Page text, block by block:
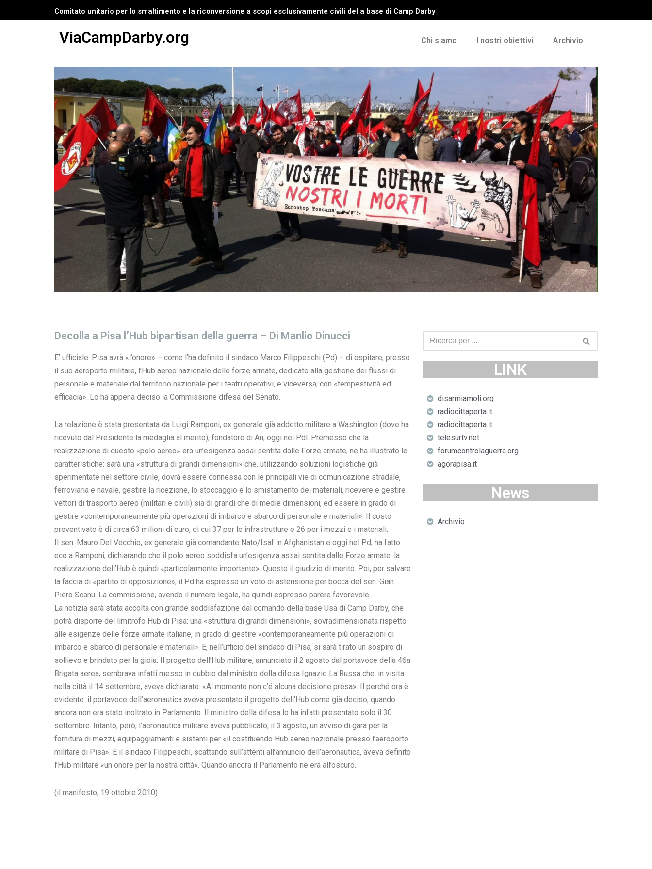
Comitato unitario per lo smaltimento e la riconversione a scopi esclusivamente civili della base di Camp Darby
ViaCampDarby.org Chi siamo I nostri obiettivi Archivio
Decolla a Pisa l’Hub bipartisan della guerra – Di Manlio Dinucci
E’ ufficiale: Pisa avrà «l’onore» – come l’ha definito il sindaco Marco Filippeschi (Pd) – di ospitare, presso
il suo aeroporto militare, l’Hub aereo nazionale delle forze armate, dedicato alla gestione dei flussi di
personale e materiale dal territorio nazionale per i teatri operativi, e viceversa, con «tempestività ed
efficacia». Lo ha appena deciso la Commissione difesa del Senato.
La relazione è stata presentata da Luigi Ramponi, ex generale già addetto militare a Washington (dove ha
ricevuto dal Presidente la medaglia al merito), fondatore di An, oggi nel Pdl. Premesso che la
realizzazione di questo «polo aereo» era un’esigenza assai sentita dalle Forze armate, ne ha illustrato le
caratteristiche: sarà una «struttura di grandi dimensioni» che, utilizzando soluzioni logistiche già
sperimentate nel settore civile, dovrà essere connessa con le principali vie di comunicazione stradale,
ferroviaria e navale, gestire la ricezione, lo stoccaggio e lo smistamento dei materiali, ricevere e gestire
vettori di trasporto aereo (militari e civili) sia di grandi che di medie dimensioni, ed essere in grado di
gestire «contemporaneamente più operazioni di imbarco e sbarco di personale e materiali». Il costo
preventivato è di circa 63 milioni di euro, di cui 37 per le infrastrutture e 26 per i mezzi e i materiali.
Il sen. Mauro Del Vecchio, ex generale già comandante Nato/Isaf in Afghanistan e oggi nel Pd, ha fatto
eco a Ramponi, dichiarando che il polo aereo soddisfa un’esigenza assai sentita dalle Forze armate: la
realizzazione dell’Hub è quindi «particolarmente importante». Questo il giudizio di merito. Poi, per salvare
la faccia di «partito di opposizione», il Pd ha espresso un voto di astensione per bocca del sen. Gian
Piero Scanu. La commissione, avendo il numero legale, ha quindi espresso parere favorevole.
La notizia sarà stata accolta con grande soddisfazione dal comando della base Usa di Camp Darby, che
potrà disporre del limitrofo Hub di Pisa: una «struttura di grandi dimensioni», sovradimensionata rispetto
alle esigenze delle forze armate italiane, in grado di gestire «contemporaneamente più operazioni di
imbarco e sbarco di personale e materiali». E, nell’ufficio del sindaco di Pisa, si sarà tirato un sospiro di
sollievo e brindato per la gioia. Il progetto dell’Hub militare, annunciato il 2 agosto dal portavoce della 46a
Brigata aerea, sembrava infatti messo in dubbio dal ministro della difesa Ignazio La Russa che, in visita
nella città il 14 settembre, aveva dichiarato: «Al momento non c’é alcuna decisione presa». Il perché ora è
evidente: il portavoce dell’aeronautica aveva presentato il progetto dell’Hub come già deciso, quando
ancora non era stato inoltrato in Parlamento. Il ministro della difesa lo ha infatti presentato solo il 30
settembre. Intanto, però, l’aeronautica militare aveva pubblicato, il 3 agosto, un avviso di gara per la
fornitura di mezzi, equipaggiamenti e sistemi per «il costituendo Hub aereo nazionale presso l’aeroporto
militare di Pisa». E il sindaco Filippeschi, scattando sull’attenti all’annuncio dell’aeronautica, aveva definito
l’Hub militare «un onore per la nostra città». Quando ancora il Parlamento ne era all’oscuro.
(il manifesto, 19 ottobre 2010)
LINK
disarmiamoli.org
radiocittaperta.it
radiocittaperta.it
telesurtv.net
forumcontrolaguerra.org
agorapisa.it
News
Archivio